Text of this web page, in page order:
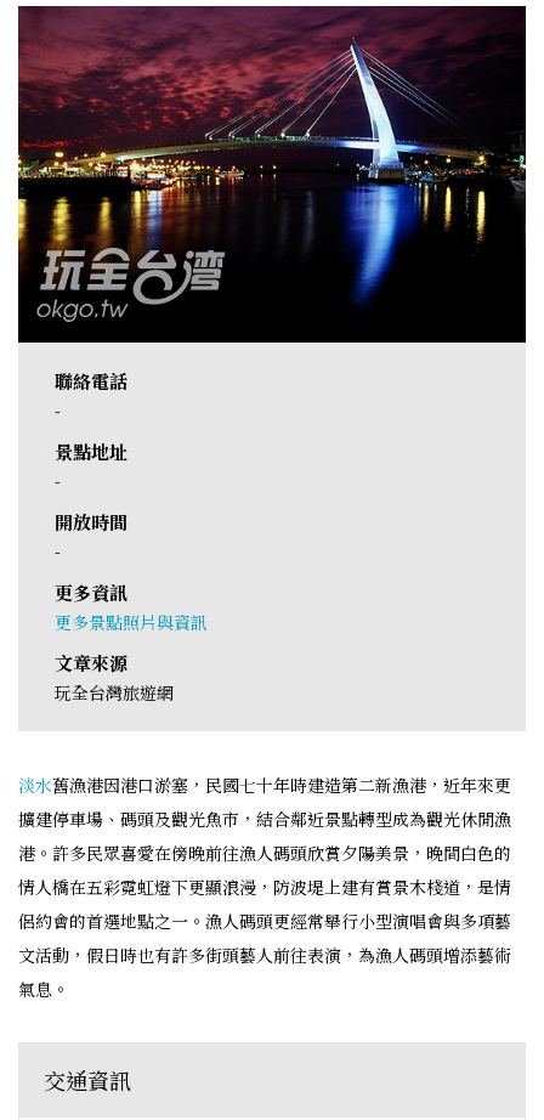
聯絡電話
-
景點地址
-
開放時間
-
更多資訊
更多景點照片與資訊
文章來源
玩全台灣旅遊網
淡水舊漁港因港口淤塞，民國七十年時建造第二新漁港，近年來更
擴建停車場、碼頭及觀光魚市，結合鄰近景點轉型成為觀光休閒漁
港。許多民眾喜愛在傍晚前往漁人碼頭欣賞夕陽美景，晚間白色的
情人橋在五彩霓虹燈下更顯浪漫，防波堤上建有賞景木棧道，是情
侶約會的首選地點之一。漁人碼頭更經常舉行小型演唱會與多項藝
文活動，假日時也有許多街頭藝人前往表演，為漁人碼頭增添藝術
氣息。
交通資訊